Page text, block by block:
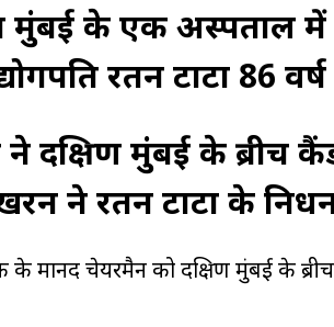
मुंबई के एक अस्पताल में
रतन टाटा 86
ने दक्षिण मुंबई के ब्रीच
ने रतन टाटा के निधन
चेयरमैन को दक्षिण मुंबई के